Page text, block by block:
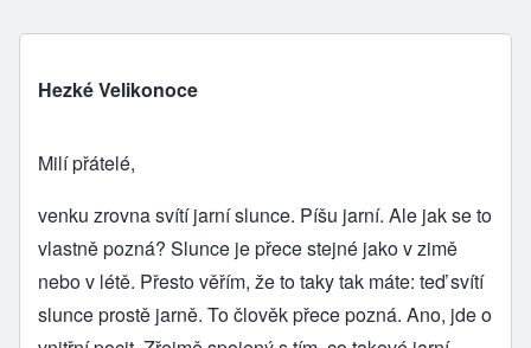
Hezké Velikonoce
Milí přátelé,
venku zrovna svítí jarní slunce. Píšu jarní. Ale jak se to
vlastně pozná? Slunce je přece stejné jako v zimě
nebo v létě. Přesto věřím, že to taky tak máte: teď svítí
slunce prostě jarně. To člověk přece pozná. Ano, jde o